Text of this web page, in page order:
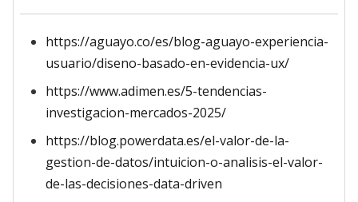
https://aguayo.co/es/blog-aguayo-experiencia-
usuario/diseno-basado-en-evidencia-ux/
https://www.adimen.es/5-tendencias-
investigacion-mercados-2025/
https://blog.powerdata.es/el-valor-de-la-
gestion-de-datos/intuicion-o-analisis-el-valor-
de-las-decisiones-data-driven